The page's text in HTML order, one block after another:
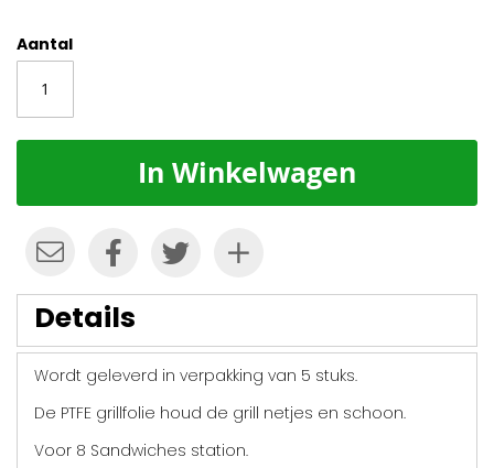
Aantal
In Winkelwagen
Details
Wordt geleverd in verpakking van 5 stuks.
De PTFE grillfolie houd de grill netjes en schoon.
Voor 8 Sandwiches station.